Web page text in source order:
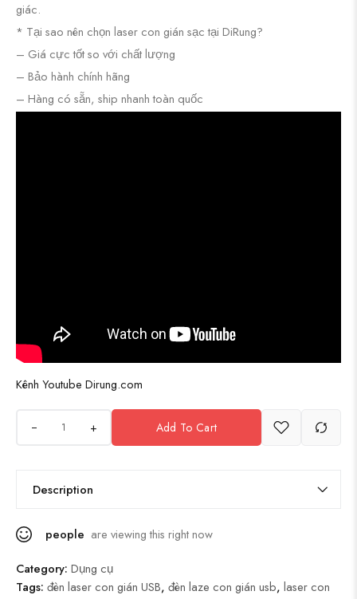
giác.
* Tại sao nên chọn laser con gián sạc tại DiRung?
– Giá cực tốt so với chất lượng
– Bảo hành chính hãng
– Hàng có sẵn, ship nhanh toàn quốc
Kênh Youtube Dirung.com
+ Add To Cart
Description
people are viewing this right now
Category: Dụng cụ
Tags: đèn laser con gián USB, đèn laze con gián usb, laser con